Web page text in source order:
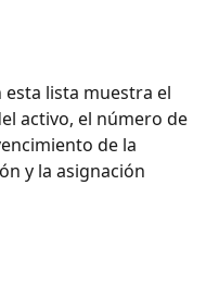
lista muestra el
activo, el número de
de la
y la asignación